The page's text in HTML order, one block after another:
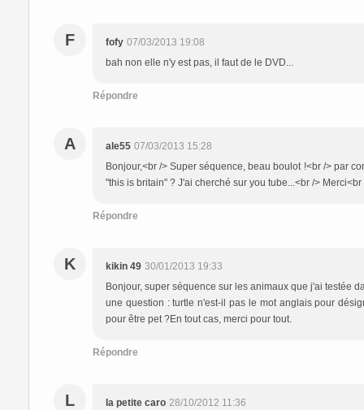
F fofy 07/03/2013 19:08
bah non elle n'y est pas, il faut de le DVD...
Répondre
A ale55 07/03/2013 15:28
Bonjour,<br /> Super séquence, beau boulot !<br /> par
"this is britain" ? J'ai cherché sur you tube...<br />
Répondre
K kikin 49 30/01/2013 19:33
Bonjour, super séquence sur les animaux que j'ai testée
une question : turtle n'est-il pas le mot anglais pour
pour être pet ?En tout cas, merci pour tout.
Répondre
L la petite caro 28/10/2012 11:36